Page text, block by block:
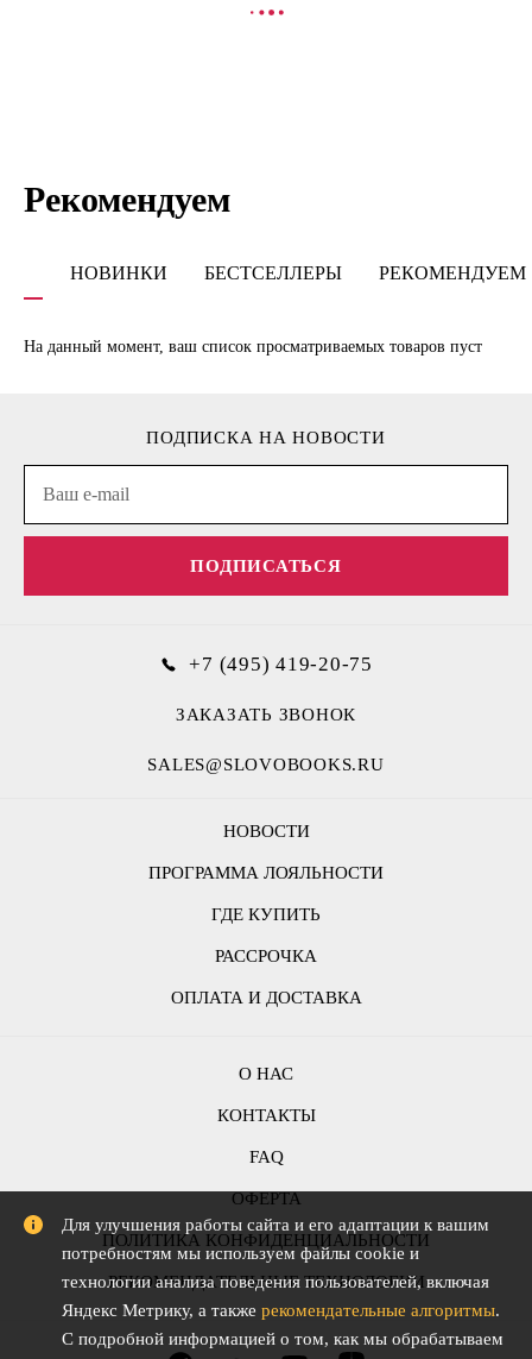
В КОРЗИНУ
Рекомендуем
НОВИНКИ БЕСТСЕЛЛЕРЫ РЕКОМЕНДУЕМ
На данный момент, ваш список просматриваемых товаров пуст
НОВОСТИ
ПРОГРАММА ЛОЯЛЬНОСТИ
ГДЕ КУПИТЬ
РАССРОЧКА
ОПЛАТА И ДОСТАВКА
ПОДПИСКА НА НОВОСТИ
ПОДПИСАТЬСЯ
О НАС
КОНТАКТЫ
FAQ
ОФЕРТА
ПОЛИТИКА КОНФИДЕНЦИАЛЬНОСТИ
РЕКОМЕНДАТЕЛЬНЫЕ ТЕХНОЛОГИИ
+7 (495) 419-20-75
ЗАКАЗАТЬ ЗВОНОК
SALES@SLOVOBOOKS.RU
Для улучшения работы сайта и его адаптации к вашим
потребностям мы используем файлы cookie и
технологии анализа поведения пользователей, включая
Яндекс Метрику, а также рекомендательные алгоритмы.
С подробной информацией о том, как мы обрабатываем